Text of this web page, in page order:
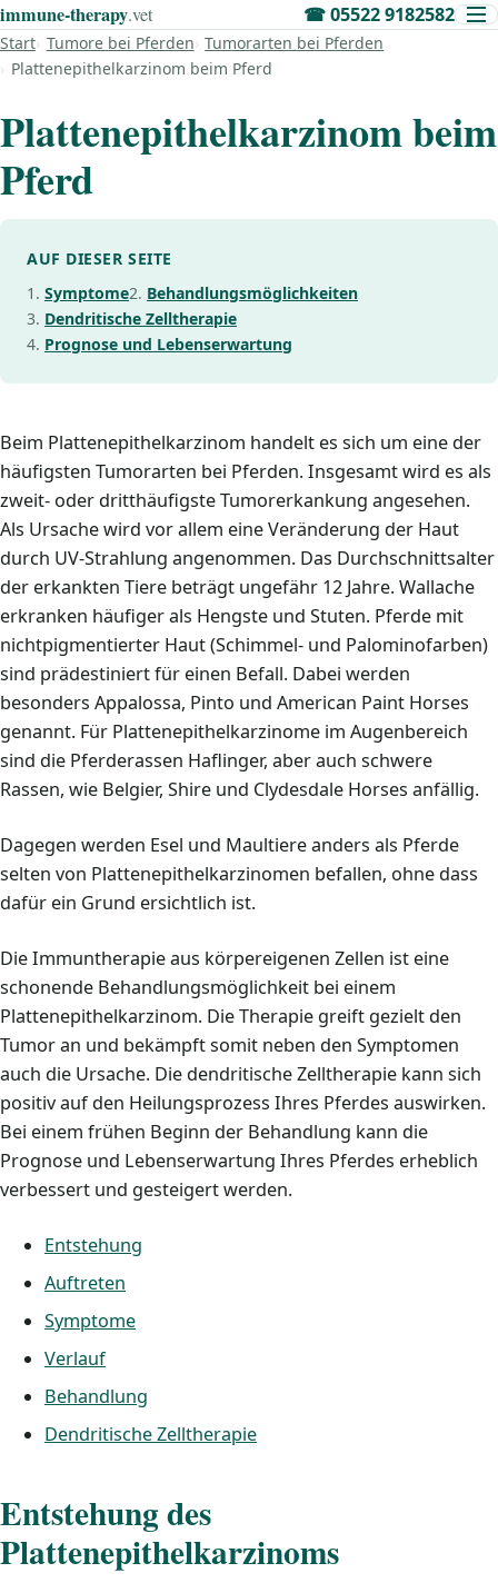
immune‑therapy.vet ☎05522 9182582
Start Tumore bei Pferden Tumorarten bei Pferden
Plattenepithelkarzinom beim Pferd
Plattenepithelkarzinom beim
Pferd
AUF DIESER SEITE
Symptome
Behandlungsmöglichkeiten
Dendritische Zelltherapie
Prognose und Lebenserwartung
Beim Plattenepithelkarzinom handelt es sich um eine der
häufigsten Tumorarten bei Pferden. Insgesamt wird es als
zweit- oder dritthäufigste Tumorerkankung angesehen.
Als Ursache wird vor allem eine Veränderung der Haut
durch UV-Strahlung angenommen. Das Durchschnittsalter
der erkankten Tiere beträgt ungefähr 12 Jahre. Wallache
erkranken häufiger als Hengste und Stuten. Pferde mit
nichtpigmentierter Haut (Schimmel- und Palominofarben)
sind prädestiniert für einen Befall. Dabei werden
besonders Appalossa, Pinto und American Paint Horses
genannt. Für Plattenepithelkarzinome im Augenbereich
sind die Pferderassen Haflinger, aber auch schwere
Rassen, wie Belgier, Shire und Clydesdale Horses anfällig.
Dagegen werden Esel und Maultiere anders als Pferde
selten von Plattenepithelkarzinomen befallen, ohne dass
dafür ein Grund ersichtlich ist.
Die Immuntherapie aus körpereigenen Zellen ist eine
schonende Behandlungsmöglichkeit bei einem
Plattenepithelkarzinom. Die Therapie greift gezielt den
Tumor an und bekämpft somit neben den Symptomen
auch die Ursache. Die dendritische Zelltherapie kann sich
positiv auf den Heilungsprozess Ihres Pferdes auswirken.
Bei einem frühen Beginn der Behandlung kann die
Prognose und Lebenserwartung Ihres Pferdes erheblich
verbessert und gesteigert werden.
Entstehung
Auftreten
Symptome
Verlauf
Behandlung
Dendritische Zelltherapie
Entstehung des
Plattenepithelkarzinoms